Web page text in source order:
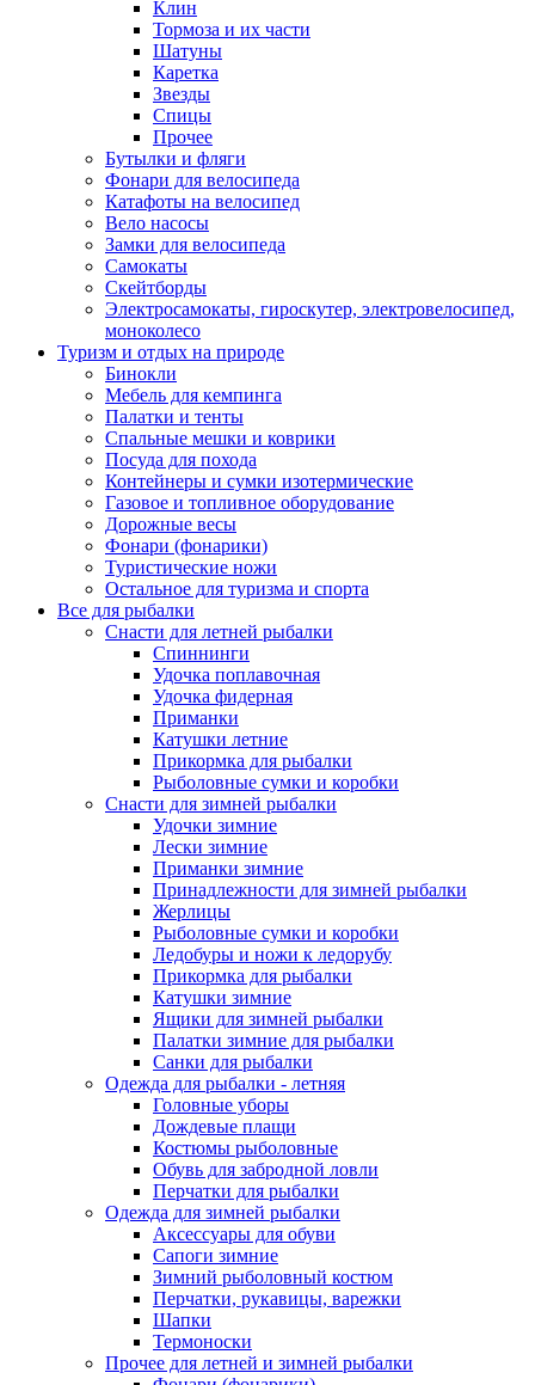
Клин
Тормоза и их части
Шатуны
Каретка
Звезды
Спицы
Прочее
Бутылки и фляги
Фонари для велосипеда
Катафоты на велосипед
Вело насосы
Замки для велосипеда
Самокаты
Скейтборды
Электросамокаты, гироскутер, электровелосипед,
моноколесо
Туризм и отдых на природе
Бинокли
Мебель для кемпинга
Палатки и тенты
Спальные мешки и коврики
Посуда для похода
Контейнеры и сумки изотермические
Газовое и топливное оборудование
Дорожные весы
Фонари (фонарики)
Туристические ножи
Остальное для туризма и спорта
Все для рыбалки
Снасти для летней рыбалки
Спиннинги
Удочка поплавочная
Удочка фидерная
Приманки
Катушки летние
Прикормка для рыбалки
Рыболовные сумки и коробки
Снасти для зимней рыбалки
Удочки зимние
Лески зимние
Приманки зимние
Принадлежности для зимней рыбалки
Жерлицы
Рыболовные сумки и коробки
Ледобуры и ножи к ледорубу
Прикормка для рыбалки
Катушки зимние
Ящики для зимней рыбалки
Палатки зимние для рыбалки
Санки для рыбалки
Одежда для рыбалки - летняя
Головные уборы
Дождевые плащи
Костюмы рыболовные
Обувь для забродной ловли
Перчатки для рыбалки
Одежда для зимней рыбалки
Аксессуары для обуви
Сапоги зимние
Зимний рыболовный костюм
Перчатки, рукавицы, варежки
Шапки
Термоноски
Прочее для летней и зимней рыбалки